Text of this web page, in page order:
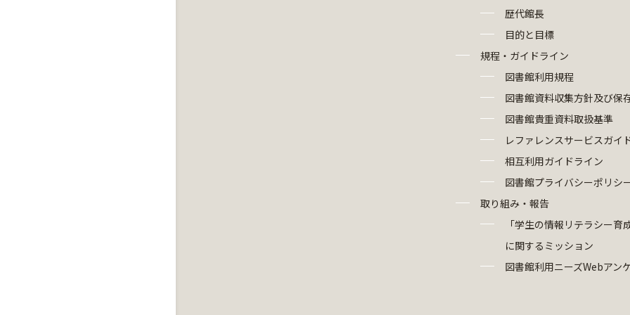
歴代館長
目的と目標
規程・ガイドライン
図書館利用規程
図書館資料収集方針及び保
図書館貴重資料取扱基準
レファレンスサービスガイ
相互利用ガイドライン
図書館プライバシーポリシ
取り組み・報告
「学生の情報リテラシー育
に関するミッション
図書館利用ニーズWebアン